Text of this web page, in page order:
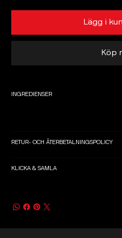
Lägg i
Köp
INGREDIENSER
RETUR- OCH ÅTERBETALNINGSPOLICY
KLICKA & SAMLA